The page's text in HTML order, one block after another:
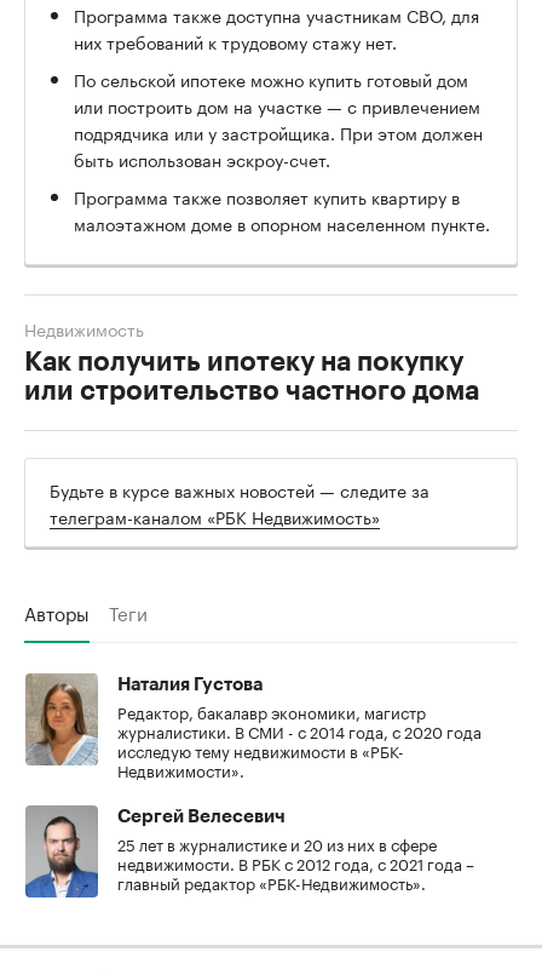
Программа также доступна участникам СВО, для
них требований к трудовому стажу нет.
По сельской ипотеке можно купить готовый дом
или построить дом на участке — с привлечением
подрядчика или у застройщика. При этом должен
быть использован эскроу-счет.
Программа также позволяет купить квартиру в
малоэтажном доме в опорном населенном пункте.
Как получить ипотеку на покупку
или строительство частного дома
Недвижимость
Будьте в курсе важных новостей — следите за
телеграм-каналом «РБК Недвижимость»
Авторы Теги
Наталия Густова
Редактор, бакалавр экономики, магистр
журналистики. В СМИ - с 2014 года, с 2020 года
исследую тему недвижимости в «РБК-
Недвижимости».
Сергей Велесевич
25 лет в журналистике и 20 из них в сфере
недвижимости. В РБК с 2012 года, с 2021 года –
главный редактор «РБК-Недвижимость».